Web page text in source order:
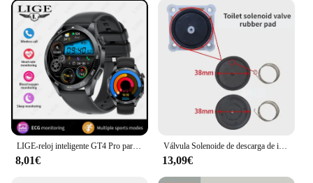
LIGE-reloj inteligente GT4 Pro para hombre y mujer, pulsera de drenaje resistente al agua con llamadas, Bluetooth, monitor de ritmo cardíaco
8,01€
Válvula Solenoide de descarga de inodoro inteligente, válvula electromagnética sanitaria inteligente, válvula reductora de presión de drenaje, accesorios, 1 unidad
13,09€